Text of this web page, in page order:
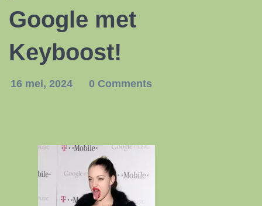
Google met
Keyboost!
16 mei, 2024 0 Comments